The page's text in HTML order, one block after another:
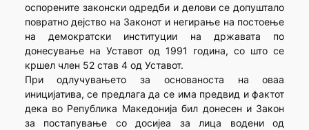
оспорените законски одредби и делови се допуштало
повратно дејство на Законот и негирање на постоење
на демократски институции на државата по
донесување на Уставот од 1991 година, со што се
кршел член 52 став 4 од Уставот.
При одлучувањето за основаноста на оваа
иницијатива, се предлага да се има предвид и фактот
дека во Република Македонија бил донесен и Закон
за постапување со досијеа за лица водени од